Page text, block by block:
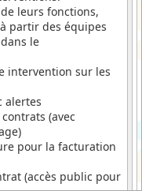
leurs fonctions,
partir des équipes
le
intervention sur les
alertes
(avec
pour la facturation
(accès public pour